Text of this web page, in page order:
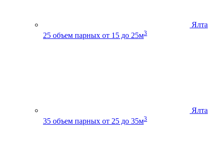
Ялта
25 объем парных от 15 до 25м3
Ялта
35 объем парных от 25 до 35м3